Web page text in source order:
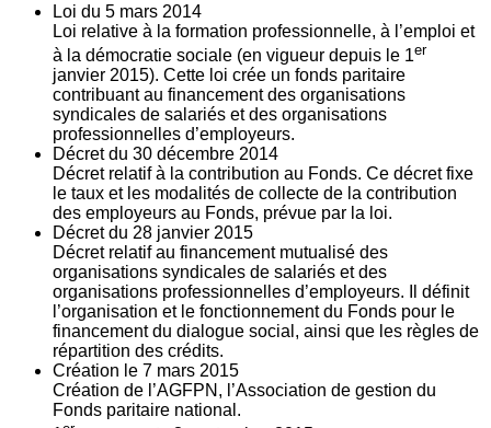
Loi du 5 mars 2014
Loi relative à la formation professionnelle, à l’emploi et
à la démocratie sociale (en vigueur depuis le 1er
janvier 2015). Cette loi crée un fonds paritaire
contribuant au financement des organisations
syndicales de salariés et des organisations
professionnelles d’employeurs.
Décret du 30 décembre 2014
Décret relatif à la contribution au Fonds. Ce décret fixe
le taux et les modalités de collecte de la contribution
des employeurs au Fonds, prévue par la loi.
Décret du 28 janvier 2015
Décret relatif au financement mutualisé des
organisations syndicales de salariés et des
organisations professionnelles d’employeurs. Il définit
l’organisation et le fonctionnement du Fonds pour le
financement du dialogue social, ainsi que les règles de
répartition des crédits.
Création le 7 mars 2015
Création de l’AGFPN, l’Association de gestion du
Fonds paritaire national.